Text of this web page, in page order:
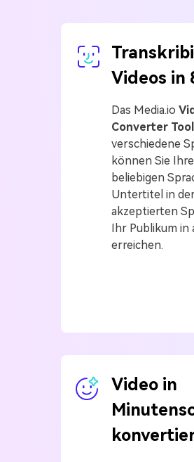
Videos in
Das Media.io
Converter Tool
verschiedene
können Sie
beliebigen
Untertitel in
akzeptierten
Ihr Publikum in
erreichen.
Video in